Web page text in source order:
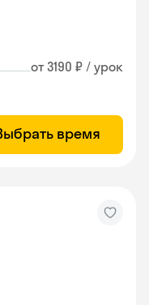
от 3190 ₽ / урок
время